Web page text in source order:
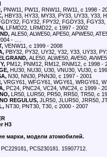
PNW11, PW11, RNW11, RW11, с 1998 -
HBY33, HY33, MY33, PY33, UY33, Y33,
FGY32, FPY32, FGDY33,
LFMD22, LRMD22, с 1997 - 2002
ALE50, ALWE50, APE50, APWE50,
- ….
VENW11, с 1999 - 2008
PBY32, PY32, UY32, Y32, Y33, UY33,
ALE50, ALWE50, AVE50,
PM12, PNM12, RM12, RNM12, с 1998 -
HU30, NU30, U30, VNU30, VU30, с
N30, NN30, PNN30, с 1997 - 2001
VRGY61, WFGY61, WGY61, WRGY61,
PC24, PNC24, VC24, VNC24, с 1999 -
LR50, LUR50, PR50, RR50, TR50, с
REGULUS, JLR50, JLUR50, JRR50,
NT30, PNT30, T30, с 2000 - 2007
H3
марки, модели атомобилей.
PC229181,
PCS230181. 15907712.